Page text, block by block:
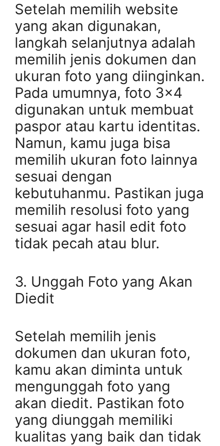
Setelah memilih website
yang akan digunakan,
langkah selanjutnya adalah
memilih jenis dokumen dan
ukuran foto yang diinginkan.
Pada umumnya, foto 3×4
digunakan untuk membuat
paspor atau kartu identitas.
Namun, kamu juga bisa
memilih ukuran foto lainnya
sesuai dengan
kebutuhanmu. Pastikan juga
memilih resolusi foto yang
sesuai agar hasil edit foto
tidak pecah atau blur.
3. Unggah Foto yang Akan
Diedit
Setelah memilih jenis
dokumen dan ukuran foto,
kamu akan diminta untuk
mengunggah foto yang
akan diedit. Pastikan foto
yang diunggah memiliki
kualitas yang baik dan tidak